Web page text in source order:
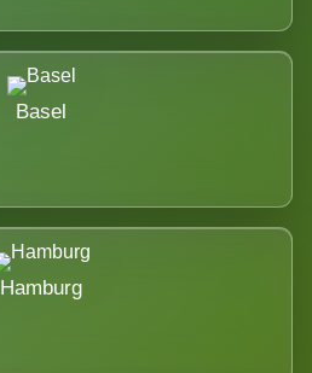
Basel
Hamburg